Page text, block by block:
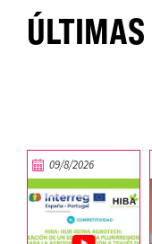
ÚLTIMAS
09/8/2026